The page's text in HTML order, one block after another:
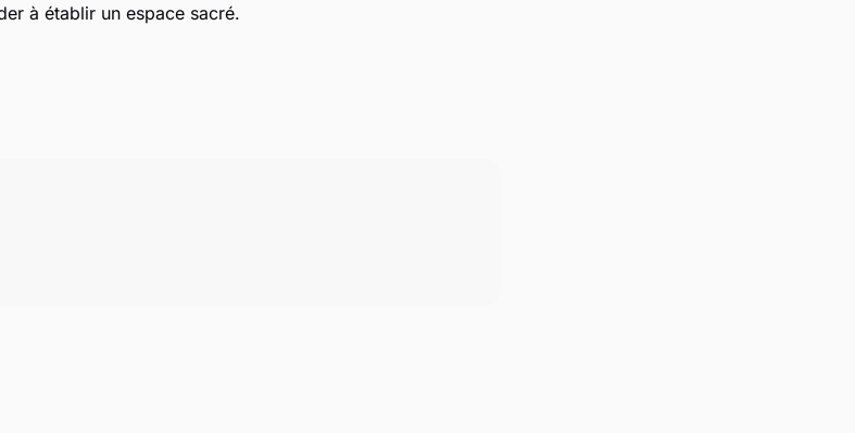
à établir un espace sacré.